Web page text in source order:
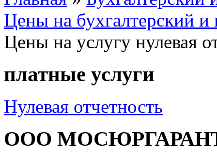
Цены на бухгалтерский и
Цены на услугу нулевая
платные услуги
Нулевая отчетность
ООО